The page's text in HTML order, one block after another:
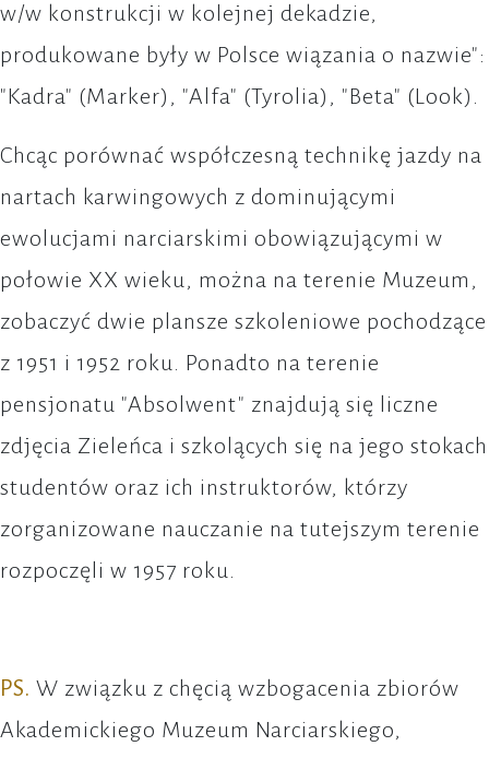
w/w konstrukcji w kolejnej dekadzie,
produkowane były w Polsce wiązania o nazwie":
"Kadra" (Marker), "Alfa" (Tyrolia), "Beta" (Look).
Chcąc porównać współczesną technikę jazdy na
nartach karwingowych z dominującymi
ewolucjami narciarskimi obowiązującymi w
połowie XX wieku, można na terenie Muzeum,
zobaczyć dwie plansze szkoleniowe pochodzące
z 1951 i 1952 roku. Ponadto na terenie
pensjonatu "Absolwent" znajdują się liczne
zdjęcia Zieleńca i szkolących się na jego stokach
studentów oraz ich instruktorów, którzy
zorganizowane nauczanie na tutejszym terenie
rozpoczęli w 1957 roku.
PS. W związku z chęcią wzbogacenia zbiorów
Akademickiego Muzeum Narciarskiego,